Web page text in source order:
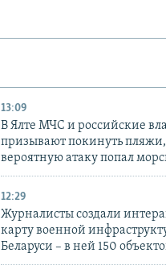
13:09
В Ялте МЧС и российские
призывают покинуть
вероятную атаку попал
12:29
Журналисты создали
карту военной
Беларуси – в ней 150